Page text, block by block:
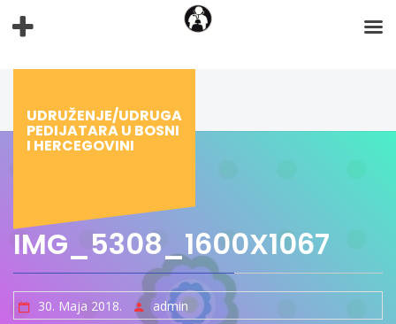
na
UDRUŽENJE/UDRUGA
PEDIJATARA U BOSNI
I HERCEGOVINI
IMG_5308_1600X1067
30. Maja 2018. admin